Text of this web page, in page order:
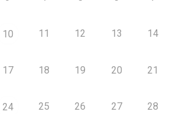
10 11 12 13 14
17 18 19 20 21
24 25 26 27 28